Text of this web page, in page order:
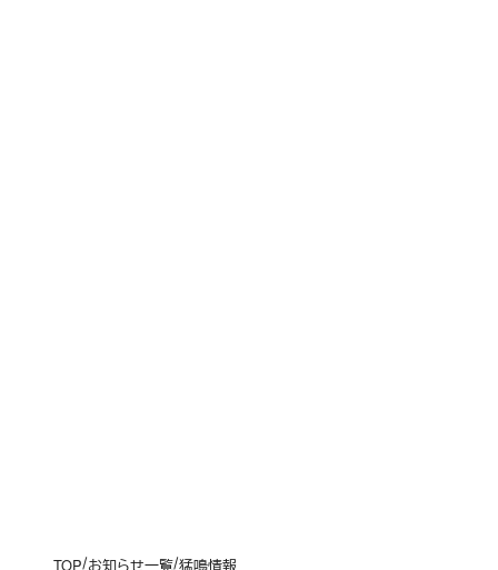
TOP お知らせ一覧 猛鳴情報